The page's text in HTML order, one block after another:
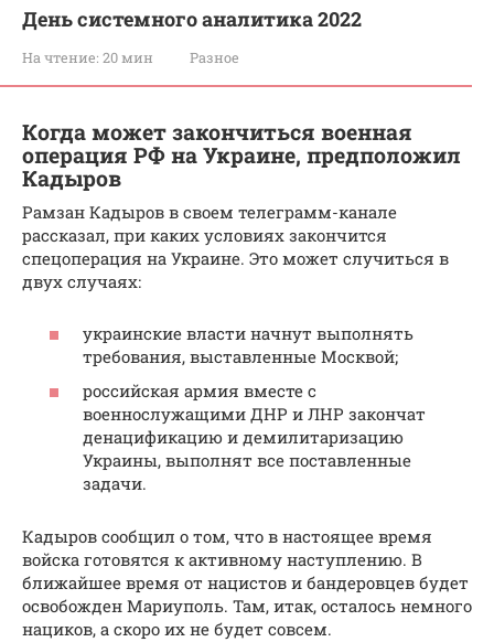
День системного аналитика 2022
На чтение: 20 мин Разное
Когда может закончиться военная
операция РФ на Украине, предположил
Кадыров
Рамзан Кадыров в своем телеграмм-канале
рассказал, при каких условиях закончится
спецоперация на Украине. Это может случиться в
двух случаях:
украинские власти начнут выполнять
требования, выставленные Москвой;
российская армия вместе с
военнослужащими ДНР и ЛНР закончат
денацификацию и демилитаризацию
Украины, выполнят все поставленные
задачи.
Кадыров сообщил о том, что в настоящее время
войска готовятся к активному наступлению. В
ближайшее время от нацистов и бандеровцев будет
освобожден Мариуполь. Там, итак, осталось немного
нациков, а скоро их не будет совсем.